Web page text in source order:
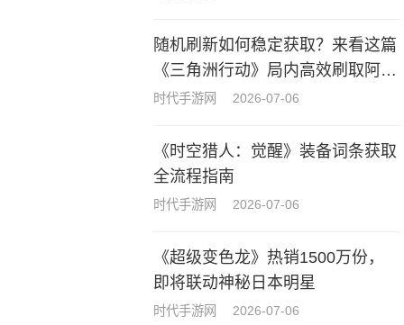
随机刷新如何稳定获取？来看这篇
《三角洲行动》局内高效刷取阿萨
拉牌盒指南
时代手游网 2026-07-06
《时空猎人：觉醒》装备词条获取
全流程指南
时代手游网 2026-07-06
《超级变色龙》热销1500万份，
即将联动神秘日本明星
时代手游网 2026-07-06